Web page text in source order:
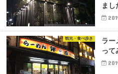
まし
観光・食べ歩き
ラー
って